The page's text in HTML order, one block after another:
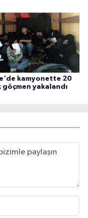
kamyonette 20
göçmen yakalandı